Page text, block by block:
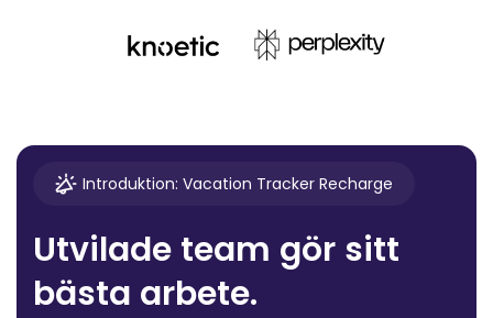
Introduktion: Vacation Tracker Recharge
Utvilade team gör sitt
bästa arbete.